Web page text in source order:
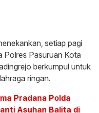
setiap pagi
Polres Pasuruan Kota
berkumpul untuk
ringan.
Pradana Polda
Asuhan Balita di